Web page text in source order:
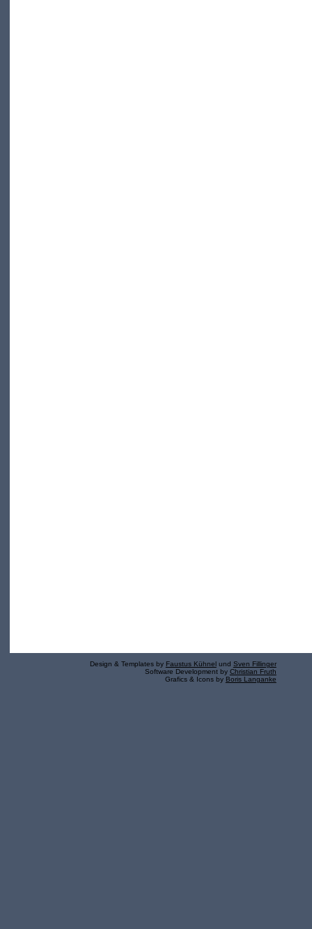
Design & Templates by Faustus Kühnel und Sven Fillinger
Software Development by Christian Fruth
Grafics & Icons by Boris Langanke